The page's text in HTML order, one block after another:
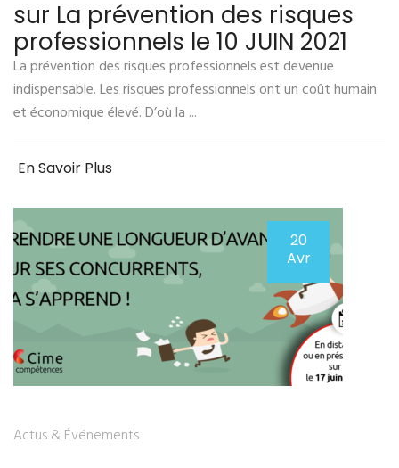
sur La prévention des risques
professionnels le 10 JUIN 2021
La prévention des risques professionnels est devenue
indispensable. Les risques professionnels ont un coût humain
et économique élevé. D’où la ...
En Savoir Plus
20
Avr
Actus & Événements